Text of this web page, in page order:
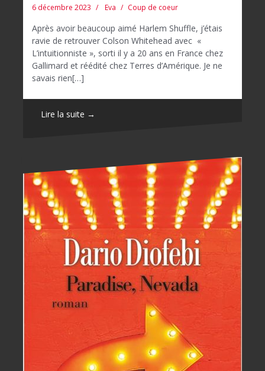
6 décembre 2023 Eva Coup de coeur
Après avoir beaucoup aimé Harlem Shuffle, j’étais
ravie de retrouver Colson Whitehead avec «
L’intuitionniste », sorti il y a 20 ans en France chez
Gallimard et réédité chez Terres d’Amérique. Je ne
savais rien[…]
Lire la suite →